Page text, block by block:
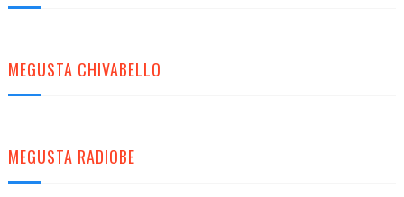
MEGUSTA CHIVABELLO
MEGUSTA RADIOBE